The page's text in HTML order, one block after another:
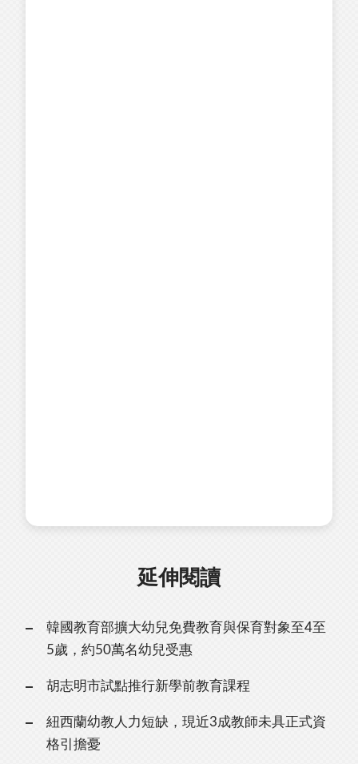
延伸閱讀
韓國教育部擴大幼兒免費教育與保育對象至4至
5歲，約50萬名幼兒受惠
胡志明市試點推行新學前教育課程
紐西蘭幼教人力短缺，現近3成教師未具正式資
格引擔憂